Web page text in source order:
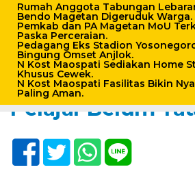
Rumah Anggota Tabungan
Bendo Magetan Digeruduk Warga.
Pemkab dan PA Magetan MoU
Paska Perceraian.
Pedagang Eks Stadion
Bingung Omset Anjlok.
N Kost Maospati Sediakan Home
Khusus Cewek.
N Kost Maospati Fasilitas Bikin
Paling Aman.
Home /Kesehatan/Pemerintahan-Politik
Jumat, 5 Maret 2021 - 17:19 WIB
PPKM
Pelajar Belum